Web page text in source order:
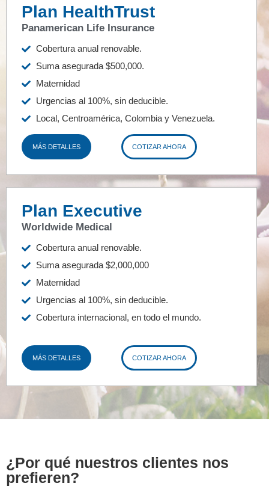
Plan HealthTrust
Panamerican Life Insurance
Cobertura anual renovable.
Suma asegurada $500,000.
Maternidad
Urgencias al 100%, sin deducible.
Local, Centroamérica, Colombia y Venezuela.
MÁS DETALLES COTIZAR AHORA
Plan Executive
Worldwide Medical
Cobertura anual renovable.
Suma asegurada $2,000,000
Maternidad
Urgencias al 100%, sin deducible.
Cobertura internacional, en todo el mundo.
MÁS DETALLES COTIZAR AHORA
¿Por qué nuestros clientes nos
prefieren?